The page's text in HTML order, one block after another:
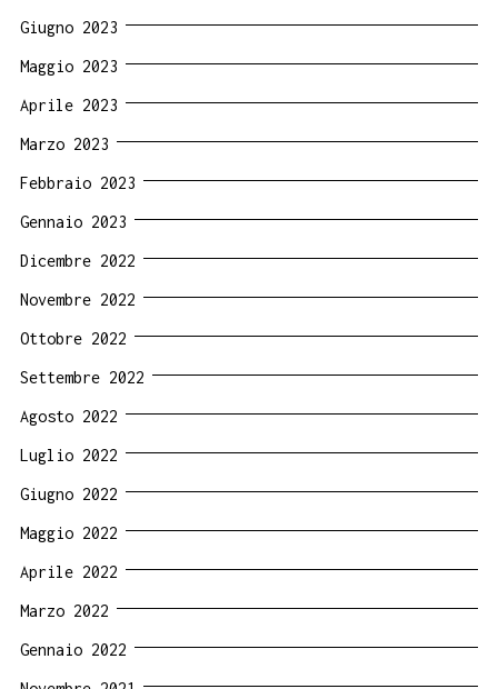
Giugno 2023
Maggio 2023
Aprile 2023
Marzo 2023
Febbraio 2023
Gennaio 2023
Dicembre 2022
Novembre 2022
Ottobre 2022
Settembre 2022
Agosto 2022
Luglio 2022
Giugno 2022
Maggio 2022
Aprile 2022
Marzo 2022
Gennaio 2022